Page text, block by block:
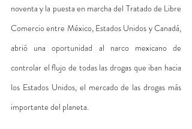
noventa y la puesta en marcha del Tratado de Libre
Comercio entre México, Estados Unidos y Canadá,
abrió una oportunidad al narco mexicano de
controlar el flujo de todas las drogas que iban hacia
los Estados Unidos, el mercado de las drogas más
importante del planeta.